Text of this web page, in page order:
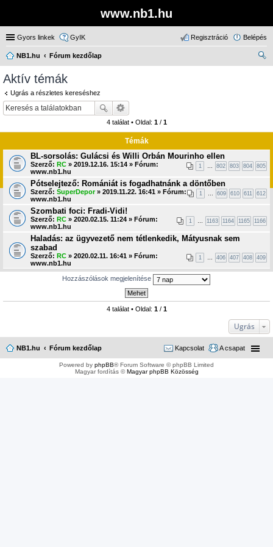
www.nb1.hu
Gyors linkek GyIK Belépés
Regisztráció
NB1.hu
Fórum kezdőlap
Aktív témák
Ugrás a részletes kereséshez
4 találat • Oldal: 1/ 1
Témák
BL-sorsolás: Gulácsi és Willi Orbán Mourinho ellen
1 802 803 804 805
Szerző: RC » 2019.12.16. 15:14 » Fórum:
www.nb1.hu
Pótselejtező: Romániát is fogadhatnánk a döntőben
1 609 610 611 612
Szerző: SuperDepor» 2019.11.22. 16:41 » Fórum:
www.nb1.hu
Szombati foci: Fradi-Vidi!
1 1163 1164 1165 1166
Szerző: RC » 2020.02.15. 11:24 » Fórum:
www.nb1.hu
Haladás: az ügyvezető nem tétlenkedik, Mátyusnak sem
szabad
1 406 407 408 409
Szerző: RC » 2020.02.11. 16:41 » Fórum:
www.nb1.hu
Hozzászólások megjelenítése
4 találat • Oldal: 1/ 1
Ugrás
NB1.hu Fórum kezdőlap A csapat
Kapcsolat
Powered by phpBB® Forum Software © phpBB Limited
Magyar fordítás ©Magyar phpBB Közösség